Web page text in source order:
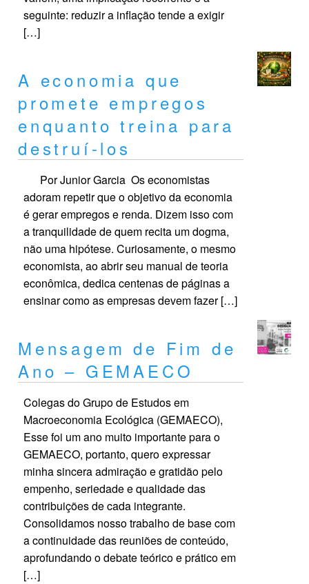
seguinte: reduzir a inflação tende a exigir
[…]
A economia que
promete empregos
enquanto treina para
destruí-los
Por Junior Garcia Os economistas
adoram repetir que o objetivo da economia
é gerar empregos e renda. Dizem isso com
a tranquilidade de quem recita um dogma,
não uma hipótese. Curiosamente, o mesmo
economista, ao abrir seu manual de teoria
econômica, dedica centenas de páginas a
ensinar como as empresas devem fazer […]
Mensagem de Fim de
Ano – GEMAECO
Colegas do Grupo de Estudos em
Macroeconomia Ecológica (GEMAECO),
Esse foi um ano muito importante para o
GEMAECO, portanto, quero expressar
minha sincera admiração e gratidão pelo
empenho, seriedade e qualidade das
contribuições de cada integrante.
Consolidamos nosso trabalho de base com
a continuidade das reuniões de conteúdo,
aprofundando o debate teórico e prático em
[…]